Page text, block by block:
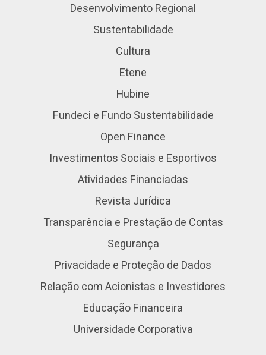
Desenvolvimento Regional
Sustentabilidade
Cultura
Etene
Hubine
Fundeci e Fundo Sustentabilidade
Open Finance
Investimentos Sociais e Esportivos
Atividades Financiadas
Revista Jurídica
Transparência e Prestação de Contas
Segurança
Privacidade e Proteção de Dados
Relação com Acionistas e Investidores
Educação Financeira
Universidade Corporativa